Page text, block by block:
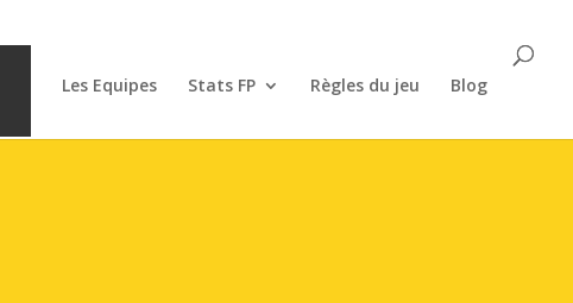
Les Equipes Stats FP Règles du jeu Blog